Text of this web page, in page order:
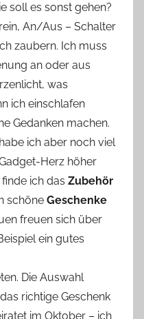
soll es sonst gehen?
An/Aus – Schalter
zaubern. Ich muss
an oder aus
was
ich einschlafen
Gedanken machen.
ich aber noch viel
Herz höher
ich das Zubehör
schöne Geschenke
freuen sich über
ein gutes
Die Auswahl
richtige Geschenk
im Oktober – ich